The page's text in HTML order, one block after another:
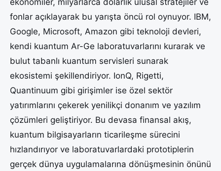
ekonomiler, milyarlarca dolarlık ulusal stratejiler ve
fonlar açıklayarak bu yarışta öncü rol oynuyor. IBM,
Google, Microsoft, Amazon gibi teknoloji devleri,
kendi kuantum Ar-Ge laboratuvarlarını kurarak ve
bulut tabanlı kuantum servisleri sunarak
ekosistemi şekillendiriyor. IonQ, Rigetti,
Quantinuum gibi girişimler ise özel sektör
yatırımlarını çekerek yenilikçi donanım ve yazılım
çözümleri geliştiriyor. Bu devasa finansal akış,
kuantum bilgisayarların ticarileşme sürecini
hızlandırıyor ve laboratuvarlardaki prototiplerin
gerçek dünya uygulamalarına dönüşmesinin önünü